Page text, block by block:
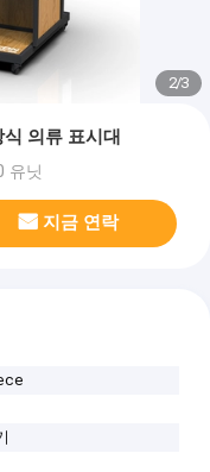
2/3
의류 표시대
유닛
지금 연락